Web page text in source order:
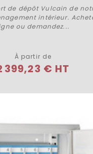
de dépôt Vulcain de
intérieur.
ou demandez...
À partir de
399,23 € HT